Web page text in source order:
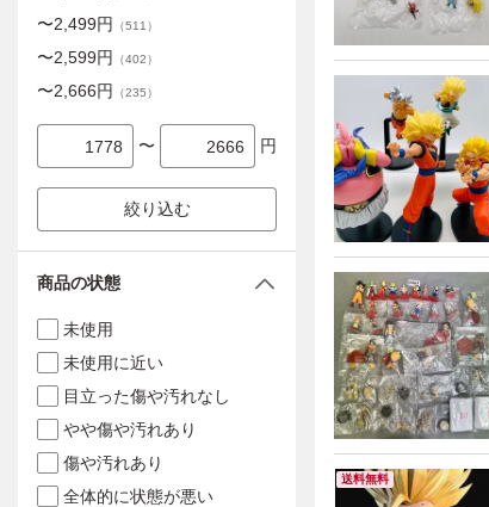
送料無料
〜2,499円 （511 ）
〜2,599円 （402）
〜2,666円 （235）
〜 円
絞り込む
商品の状態
未使用
未使用に近い
目立った傷や汚れなし
やや傷や汚れあり
傷や汚れあり
全体的に状態が悪い